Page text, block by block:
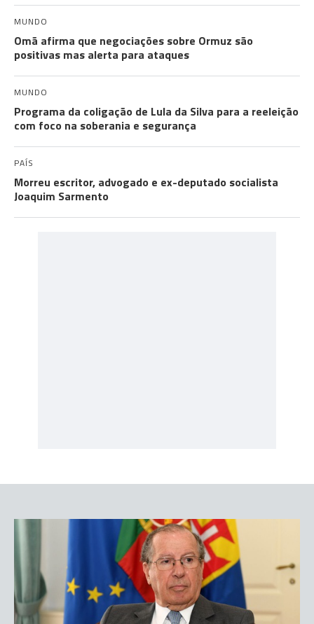
MUNDO
Omã afirma que negociações sobre Ormuz são
positivas mas alerta para ataques
MUNDO
Programa da coligação de Lula da Silva para a reeleição
com foco na soberania e segurança
PAÍS
Morreu escritor, advogado e ex-deputado socialista
Joaquim Sarmento